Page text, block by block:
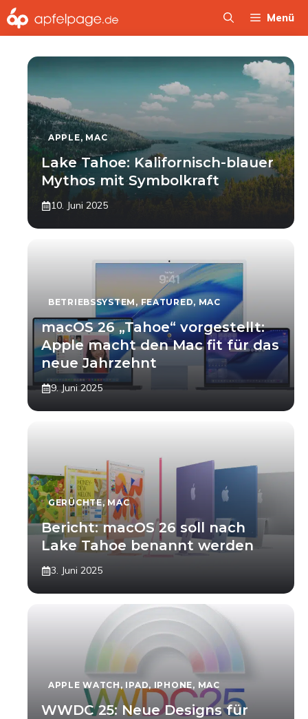
Zum
Inhalt
Menü
APPLE, MAC
Lake Tahoe: Kalifornisch-blauer
Mythos mit Symbolkraft
10. Juni 2025
BETRIEBSSYSTEM , FEATURED, MAC
macOS 26 „Tahoe“ vorgestellt:
Apple macht den Mac fit für das
neue Jahrzehnt
9. Juni 2025
GERÜCHTE, MAC
Bericht: macOS 26 soll nach
Lake Tahoe benannt werden
3. Juni 2025
APPLE WATCH , IPAD, IPHONE, MAC
WWDC 25: Neue Designs für